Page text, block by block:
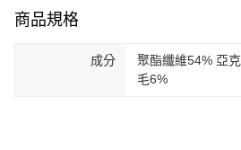
商品規格
成分
聚酯纖維54% 亞
毛6%